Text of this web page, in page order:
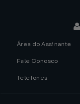
Área do Assinante
Fale Conosco
Telefones